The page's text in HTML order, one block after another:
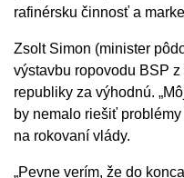
rafinérsku činnosť a
Zsolt Simon (minister
výstavbu ropovodu BSP
republiky za výhodnú.
by nemalo riešiť
na rokovaní vlády.
„Pevne verím, že do